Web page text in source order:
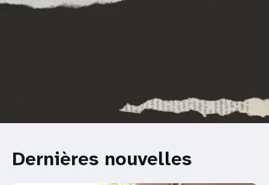
Dernières nouvelles